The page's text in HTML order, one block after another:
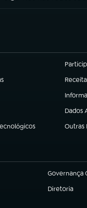
(abre
(abre
(abre
Dados
(abre
Outras
(abre
Governança
(abre em
Diretoria
(abre em